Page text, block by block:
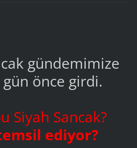
gündemimize
önce girdi.
Siyah Sancak?
ediyor?